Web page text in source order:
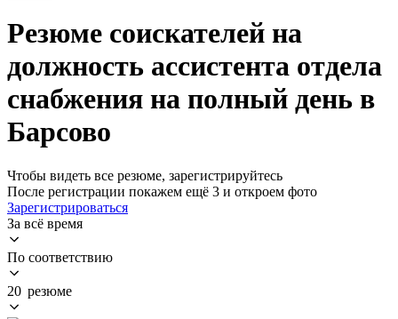
Резюме соискателей на
должность ассистента отдела
снабжения на полный день в
Барсово
Чтобы видеть все резюме, зарегистрируйтесь
После регистрации покажем ещё 3 и откроем фото
Зарегистрироваться
За всё время
По соответствию
20 резюме